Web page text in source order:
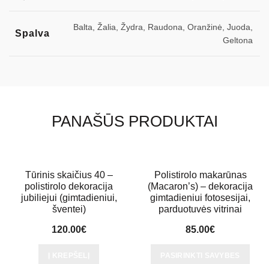
Spalva
Balta, Žalia, Žydra, Raudona, Oranžinė, Juoda,
Geltona
PANAŠŪS PRODUKTAI
Tūrinis skaičius 40 –
polistirolo dekoracija
jubiliejui (gimtadieniui,
šventei)
120.00€
Polistirolo makarūnas
(Macaron’s) – dekoracija
gimtadieniui fotosesijai,
parduotuvės vitrinai
85.00€